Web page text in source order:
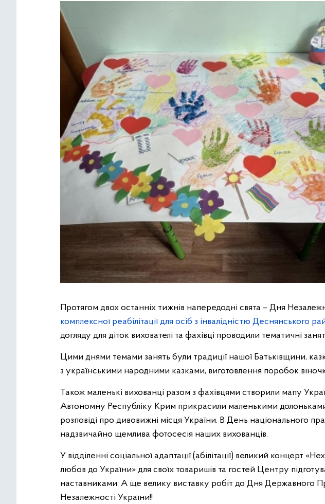
Протягом двох останніх тижнів напередодні свята – Дня
комплексної реабілітації для осіб з інвалідністю Деснянського
догляду для діток вихователі та фахівці проводили тематичні
Цими днями темами занять були традиції нашої Батьківщини,
з українськими народними казками, виготовлення поробок
Також маленькі вихованці разом з фахівцями створили мапу
Автономну Республіку Крим прикрасили маленькими
розповіді про дивовижні місця України. В День національного
надзвичайно щемлива фотосесія наших вихованців.
У відділенні соціальної адаптації (абілітації) великий концерт
любов до України» для своїх товаришів та гостей Центру
наставниками. А ще велику виставку робіт до Дня Державного
Незалежності України!!